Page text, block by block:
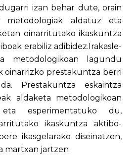
izan behar dute, orain
metodologiak aldatuz eta
oinarritutako ikaskuntza
erabiliz adibidez.Irakasle-
metodologikoan lagundu
oinarrizko prestakuntza berri
Prestakuntza eskaintza
aldaketa metodologikoan
esperimentatuko du,
ikaskuntza aktibo-
ikasgelarako diseinatzen,
martxan jartzen